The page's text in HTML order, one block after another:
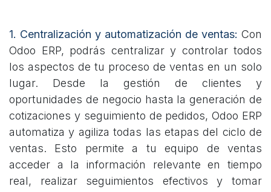
1. Centralización y automatización de ventas: Con
Odoo ERP, podrás centralizar y controlar todos
los aspectos de tu proceso de ventas en un solo
lugar. Desde la gestión de clientes y
oportunidades de negocio hasta la generación de
cotizaciones y seguimiento de pedidos, Odoo ERP
automatiza y agiliza todas las etapas del ciclo de
ventas. Esto permite a tu equipo de ventas
acceder a la información relevante en tiempo
real, realizar seguimientos efectivos y tomar